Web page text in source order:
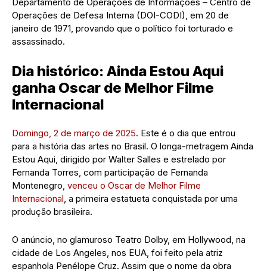
Operações de Defesa Interna (DOI-CODI), em 20 de
janeiro de 1971, provando que o político foi torturado e
assassinado.
Dia histórico: Ainda Estou Aqui
ganha Oscar de Melhor Filme
Internacional
Domingo, 2 de março de 2025. Este é o dia que entrou
para a história das artes no Brasil. O longa-metragem Ainda
Estou Aqui, dirigido por Walter Salles e estrelado por
Fernanda Torres, com participação de Fernanda
Montenegro, venceu o Oscar de Melhor Filme
Internacional , a primeira estatueta conquistada por uma
produção brasileira.
O anúncio, no glamuroso Teatro Dolby, em Hollywood, na
cidade de Los Angeles, nos EUA, foi feito pela atriz
espanhola Penélope Cruz. Assim que o nome da obra